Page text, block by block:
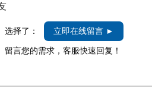
选择了： 立即在线留言 ►
留言您的需求，客服快速回复！